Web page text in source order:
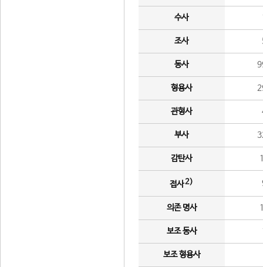
수사
조사
동사
형용사
관형사
부사
감탄사
접사2)
의존 명사
보조 동사
보조 형용사